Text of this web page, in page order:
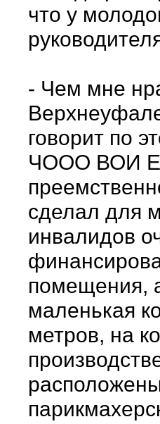
что у
- Чем мне
говорит по
ЧООО ВОИ
сделал для
инвалидов
помещения,
маленькая
метров, на